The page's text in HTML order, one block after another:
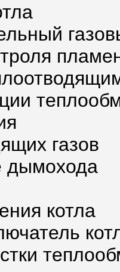
газов
дымохода
котла